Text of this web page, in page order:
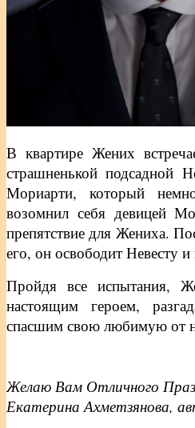
В квартире Жених
страшненькой подсадной
Мориарти, который
возомнил себя девицей
препятствие для Жениха.
его, он освободит Невесту
Пройдя все испытания,
настоящим героем,
спасшим свою любимую от
Желаю Вам Отличного
Екатерина Ахметзянова,